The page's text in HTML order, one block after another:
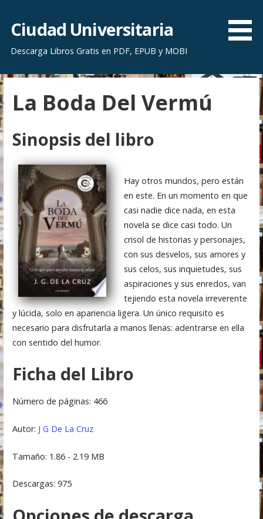
r
a
l
c
o
n
e
n
i
d
o
Ciudad Universitaria
Descarga Libros Gratis en PDF, EPUB y MOBI
La Boda Del Vermú
Sinopsis del libro
Hay otros mundos, pero están
en este. En un momento en que
casi nadie dice nada, en esta
novela se dice casi todo. Un
crisol de historias y personajes,
con sus desvelos, sus amores y
sus celos, sus inquietudes, sus
aspiraciones y sus enredos, van
tejiendo esta novela irreverente
y lúcida, solo en apariencia ligera. Un único requisito es
necesario para disfrutarla a manos llenas: adentrarse en ella
con sentido del humor.
Ficha del Libro
Número de páginas: 466
Autor: J G De La Cruz
Tamaño: 1.86 - 2.19 MB
Descargas: 975